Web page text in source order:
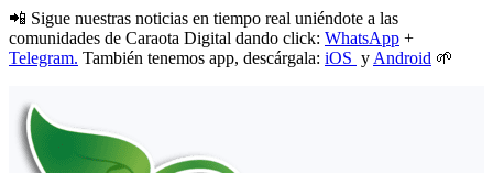
📲 Sigue nuestras noticias en tiempo real uniéndote a las
comunidades de Caraota Digital dando click: WhatsApp +
Telegram. También tenemos app, descárgala: iOS y Android 🌱